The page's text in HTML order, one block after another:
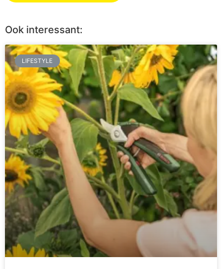
Ook interessant:
LIFESTYLE